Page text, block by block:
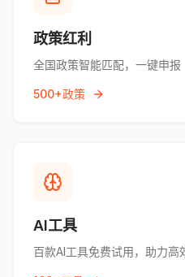
政策红利
全国政策智能匹配，一键申报
500+政策
AI工具
百款AI工具免费试用，助力高